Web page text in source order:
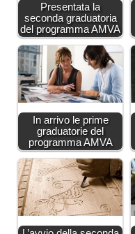
Presentata la
seconda graduatoria
del programma AMVA
In arrivo le prime
graduatorie del
programma AMVA